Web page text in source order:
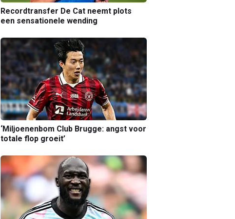
Recordtransfer De Cat neemt plots
een sensationele wending
‘Miljoenenbom Club Brugge: angst voor
totale flop groeit’